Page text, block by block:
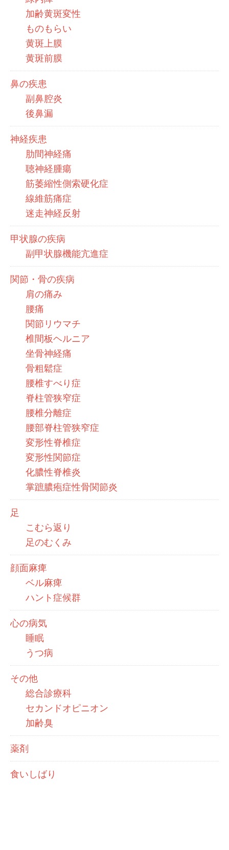
加齢黄斑変性
ものもらい
黄斑上膜
黄斑前膜
鼻の疾患
副鼻腔炎
後鼻漏
神経疾患
肋間神経痛
聴神経腫瘍
筋萎縮性側索硬化症
線維筋痛症
迷走神経反射
甲状腺の疾病
副甲状腺機能亢進症
関節・骨の疾病
肩の痛み
腰痛
関節リウマチ
椎間板ヘルニア
坐骨神経痛
骨粗鬆症
腰椎すべり症
脊柱管狭窄症
腰椎分離症
腰部脊柱管狭窄症
変形性脊椎症
変形性関節症
化膿性脊椎炎
掌蹠膿疱症性骨関節炎
足
こむら返り
足のむくみ
顔面麻痺
ベル麻痺
ハント症候群
心の病気
睡眠
うつ病
その他
総合診療科
セカンドオピニオン
加齢臭
薬剤
食いしばり